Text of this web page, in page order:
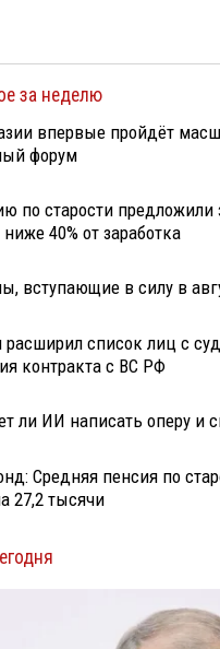
за неделю
впервые пройдёт
форум
по старости предложили
40% от заработка
вступающие в силу в
расширил список лиц с
контракта с ВС РФ
ли ИИ написать оперу и
Средняя пенсия по
27,2 тысячи